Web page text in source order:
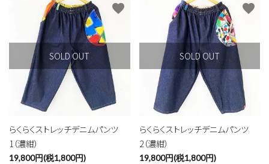
SOLD OUT
らくらくストレッチデニムパンツ
1（濃紺）
19,800円(税1,800円)
favorite
SOLD OUT
らくらくストレッチデニムパンツ
2（濃紺）
19,800円(税1,800円)
favorite